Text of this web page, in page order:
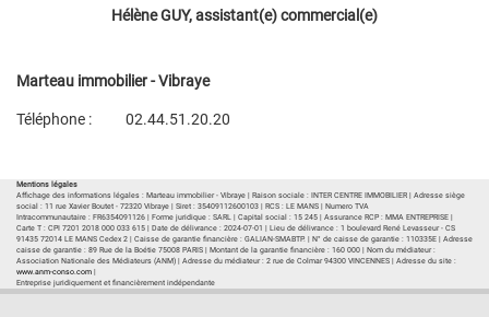
Hélène GUY, assistant(e) commercial(e)
Marteau immobilier - Vibraye
Téléphone :
02.44.51.20.20
Mentions légales
Affichage des informations légales : Marteau immobilier - Vibraye | Raison sociale : INTER CENTRE IMMOBILIER | Adresse siège
social : 11 rue Xavier Boutet - 72320 Vibraye | Siret : 35409112600103 | RCS : LE MANS | Numero TVA
Intracommunautaire : FR6354091126 | Forme juridique : SARL | Capital social : 15 245 | Assurance RCP : MMA ENTREPRISE |
Carte T : CPI 7201 2018 000 033 615 | Date de délivrance : 2024-07-01 | Lieu de délivrance : 1 boulevard René Levasseur - CS
91435 72014 LE MANS Cedex 2 | Caisse de garantie financière : GALIAN-SMABTP. | N° de caisse de garantie : 110335E | Adresse
caisse de garantie : 89 Rue de la Boétie 75008 PARIS | Montant de la garantie financière : 160 000 | Nom du médiateur :
Association Nationale des Médiateurs (ANM) | Adresse du médiateur : 2 rue de Colmar 94300 VINCENNES | Adresse du site :
www.anm-conso.com
Entreprise juridiquement et financièrement indépendante